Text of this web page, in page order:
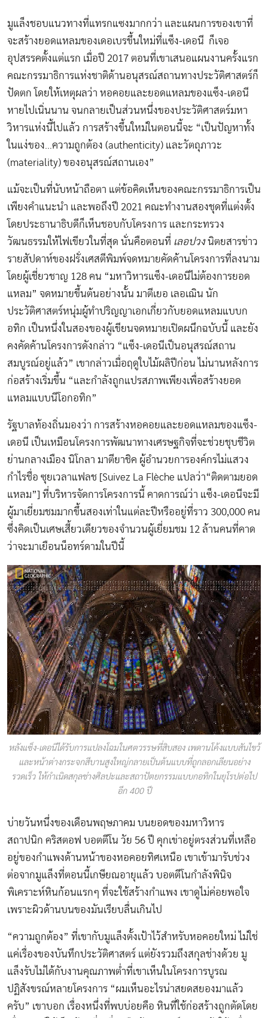
มูแล็งชอบแนวทางที่แทรกแซงมากกว่า และแผนการของเขาที่
จะสร้างยอดแหลมของเดอเบรขึ้นใหม่ที่แซ็ง-เดอนี ก็เจอ
อุปสรรคตั้งแต่แรก เมื่อปี 2017 ตอนที่เขาเสนอแผนงานครั้งแรก
คณะกรรมาธิการแห่งชาติด้านอนุสรณ์สถานทางประวัติศาสตร์ก็
ปัดตก โดยให้เหตุผลว่า หอคอยและยอดแหลมของแซ็ง-เดอนี
หายไปเนิ่นนาน จนกลายเป็นส่วนหนึ่งของประวัติศาสตร์มหา
วิหารแห่งนี้ไปแล้ว การสร้างขึ้นใหม่ในตอนนี้จะ “เป็นปัญหาทั้ง
ในแง่ของ…ความถูกต้อง (authenticity) และวัตถุภาวะ
(materiality) ของอนุสรณ์สถานเอง”
แม้จะเป็นที่นับหน้าถือตา แต่ข้อคิดเห็นของคณะกรรมาธิการเป็น
เพียงคำแนะนำ และพอถึงปี 2021 คณะทำงานสองชุดที่แต่งตั้ง
โดยประธานาธิบดีก็เห็นชอบกับโครงการ และกระทรวง
วัฒนธรรมให้ไฟเขียวในที่สุด นั่นคือตอนที่ เลอปวงนิตยสารข่าว
รายสัปดาห์ของฝรั่งเศสตีพิมพ์จดหมายคัดค้านโครงการที่ลงนาม
โดยผู้เชี่ยวชาญ 128 คน “มหาวิหารแซ็ง-เดอนีไม่ต้องการยอด
แหลม” จดหมายขึ้นต้นอย่างนั้น มาตีเยอ เลอเฌิน นัก
ประวัติศาสตร์หนุ่มผู้ทำปริญญาเอกเกี่ยวกับยอดแหลมแบบก
อทิก เป็นหนึ่งในสองของผู้เขียนจดหมายเปิดผนึกฉบับนี้ และยัง
คงคัดค้านโครงการดังกล่าว “แซ็ง-เดอนีเป็นอนุสรณ์สถาน
สมบูรณ์อยู่แล้ว” เขากล่าวเมื่อฤดูใบไม้ผลิปีก่อน ไม่นานหลังการ
ก่อสร้างเริ่มขึ้น “และกำลังถูกแปรสภาพเพียงเพื่อสร้างยอด
แหลมแบบนีโอกอทิก”
รัฐบาลท้องถิ่นมองว่า การสร้างหอคอยและยอดแหลมของแซ็ง-
เดอนี เป็นเหมือนโครงการพัฒนาทางเศรษฐกิจที่จะช่วยชุบชีวิต
ย่านกลางเมือง นิโกลา มาตียาชิค ผู้อำนวยการองค์กรไม่แสวง
กำไรชื่อ ซุยเวลาแฟลช [Suivez La Flèche แปลว่า“ติดตามยอด
แหลม”] ที่บริหารจัดการโครงการนี้ คาดการณ์ว่า แซ็ง-เดอนีจะมี
ผู้มาเยี่ยมชมมากขึ้นสองเท่าในแต่ละปีหรืออยู่ที่ราว 300,000 คน
ซึ่งคิดเป็นเศษเสี้ยวเดียวของจำนวนผู้เยี่ยมชม 12 ล้านคนที่คาด
ว่าจะมาเยือนน็อทร์ดามในปีนี้
หลังแซ็ง-เดอนีได้รับการแปลงโฉมในศตวรรษที่สิบสอง เพดานโค้งแบบสันไขว้
และหน้าต่างกระจกสีบานสูงใหญ่กลายเป็นต้นแบบที่ถูกลอกเลียนอย่าง
รวดเร็ว ให้กำเนิดสกุลช่างศิลปะและสถาปัตยกรรมแบบกอทิกในยุโรปต่อไป
อีก 400 ปี
บ่ายวันหนึ่งของเดือนพฤษภาคม บนยอดของมหาวิหาร
สถาปนิก คริสตอฟ บอตตีโน วัย 56 ปี คุกเข่าอยู่ตรงส่วนที่เหลือ
อยู่ของกำแพงด้านหน้าของหอคอยทิศเหนือ เขาเข้ามารับช่วง
ต่อจากมูแล็งที่ตอนนี้เกษียณอายุแล้ว บอตตีโนกำลังพินิจ
พิเคราะห์หินก้อนแรกๆ ที่จะใช้สร้างกำแพง เขาดูไม่ค่อยพอใจ
เพราะผิวด้านบนของมันเรียบลื่นเกินไป
“ความถูกต้อง” ที่เขากับมูแล็งตั้งเป้าไว้สำหรับหอคอยใหม่ ไม่ใช่
แค่เรื่องของบันทึกประวัติศาสตร์ แต่ยังรวมถึงสกุลช่างด้วย มู
แล็งรับไม่ได้กับงานคุณภาพต่ำที่เขาเห็นในโครงการบูรณ
ปฏิสังขรณ์หลายโครงการ “ผมเห็นอะไรน่าสยดสยองมาแล้ว
ครับ” เขาบอก เรื่องหนึ่งที่พบบ่อยคือ หินที่ใช้ก่อสร้างถูกตัดโดย